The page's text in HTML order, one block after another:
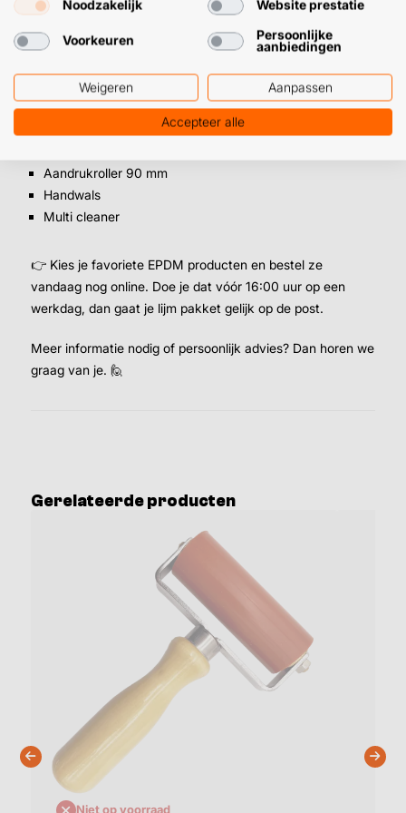
bestellen
Naast het EPDM lijm pakket hebben we allerlei handige
EPDM seal & bond
Aandrukroller 90 mm
Handwals
Multi cleaner
👉 Kies je favoriete EPDM producten en bestel ze
vandaag nog online. Doe je dat vóór 16:00 uur op een
werkdag, dan gaat je lijm pakket gelijk op de post.
Meer informatie nodig of persoonlijk advies? Dan horen we
graag van je. 🙋
Gerelateerde producten
Niet op voorraad
Noodzakelijk Website prestatie
Voorkeuren
Persoonlijke
aanbiedingen
Weigeren Aanpassen
Accepteer alle